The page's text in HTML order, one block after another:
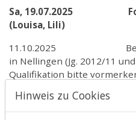
Sa, 19.07.2025
(Louisa, Lili)
11.10.2025
in Nellingen (Jg. 2012/11
Qualifikation bitte
09.11.2025
(s.o.) Ingelfingen
Hinweis zu Cookies